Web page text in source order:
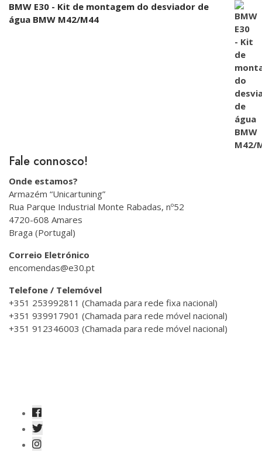
BMW E30 - Kit de montagem do desviador de
água BMW M42/M44
Fale connosco!
Onde estamos?
Armazém “Unicartuning”
Rua Parque Industrial Monte Rabadas, nº52
4720-608 Amares
Braga (Portugal)
Correio Eletrónico
encomendas@e30.pt
Telefone / Telemóvel
+351 253992811 (Chamada para rede fixa nacional)
+351 939917901 (Chamada para rede móvel nacional)
+351 912346003 (Chamada para rede móvel nacional)